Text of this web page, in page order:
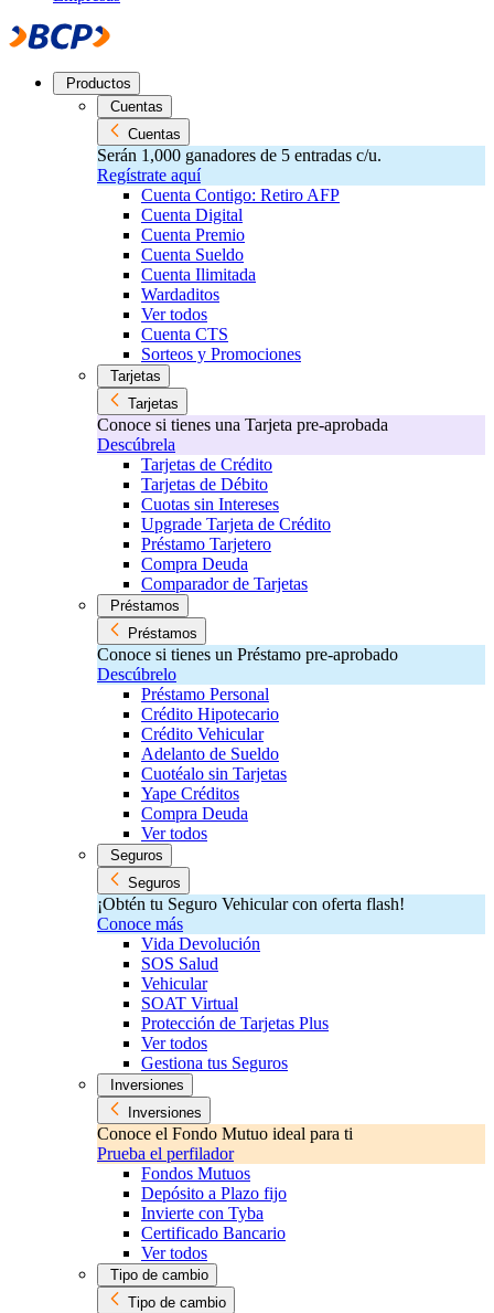
Productos
Cuentas
Cuentas
Serán 1,000 ganadores de 5 entradas c/u.
Regístrate aquí
Cuenta Contigo: Retiro AFP
Cuenta Digital
Cuenta Premio
Cuenta Sueldo
Cuenta Ilimitada
Wardaditos
Ver todos
Cuenta CTS
Sorteos y Promociones
Tarjetas
Tarjetas
Conoce si tienes una Tarjeta pre-aprobada
Descúbrela
Tarjetas de Crédito
Tarjetas de Débito
Cuotas sin Intereses
Upgrade Tarjeta de Crédito
Préstamo Tarjetero
Compra Deuda
Comparador de Tarjetas
Préstamos
Préstamos
Conoce si tienes un Préstamo pre-aprobado
Descúbrelo
Préstamo Personal
Crédito Hipotecario
Crédito Vehicular
Adelanto de Sueldo
Cuotéalo sin Tarjetas
Yape Créditos
Compra Deuda
Ver todos
Seguros
Seguros
¡Obtén tu Seguro Vehicular con oferta flash!
Conoce más
Vida Devolución
SOS Salud
Vehicular
SOAT Virtual
Protección de Tarjetas Plus
Ver todos
Gestiona tus Seguros
Inversiones
Inversiones
Conoce el Fondo Mutuo ideal para ti
Prueba el perfilador
Fondos Mutuos
Depósito a Plazo fijo
Invierte con Tyba
Certificado Bancario
Ver todos
Tipo de cambio
Tipo de cambio